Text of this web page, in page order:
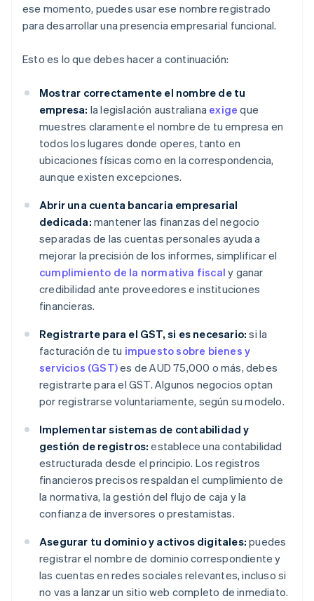
ese momento, puedes usar ese nombre registrado
para desarrollar una presencia empresarial funcional.
Esto es lo que debes hacer a continuación:
Mostrar correctamente el nombre de tu
empresa: la legislación australiana exige que
muestres claramente el nombre de tu empresa en
todos los lugares donde operes, tanto en
ubicaciones físicas como en la correspondencia,
aunque existen excepciones.
Abrir una cuenta bancaria empresarial
dedicada: mantener las finanzas del negocio
separadas de las cuentas personales ayuda a
mejorar la precisión de los informes, simplificar el
cumplimiento de la normativa fiscal y ganar
credibilidad ante proveedores e instituciones
financieras.
Registrarte para el GST, si es necesario: si la
facturación de tu impuesto sobre bienes y
servicios (GST)es de AUD 75,000 o más, debes
registrarte para el GST. Algunos negocios optan
por registrarse voluntariamente, según su modelo.
Implementar sistemas de contabilidad y
gestión de registros: establece una contabilidad
estructurada desde el principio. Los registros
financieros precisos respaldan el cumplimiento de
la normativa, la gestión del flujo de caja y la
confianza de inversores o prestamistas.
Asegurar tu dominio y activos digitales: puedes
registrar el nombre de dominio correspondiente y
las cuentas en redes sociales relevantes, incluso si
no vas a lanzar un sitio web completo de inmediato.